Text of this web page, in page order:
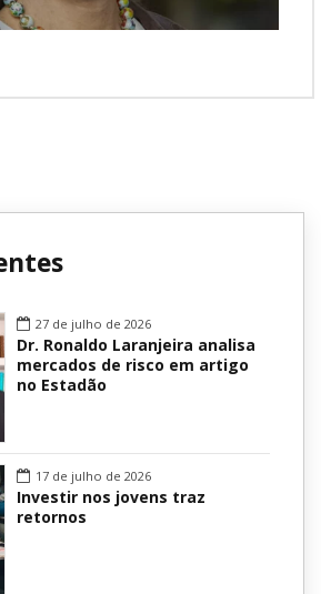
27 de julho de 2026
Dr. Ronaldo Laranjeira analisa
mercados de risco em artigo
no Estadão
17 de julho de 2026
Investir nos jovens traz
retornos